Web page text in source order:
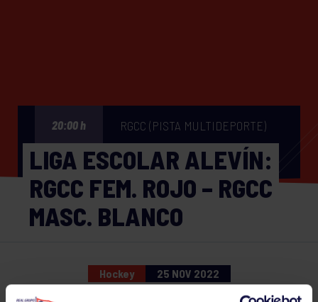
20:00 h RGCC (PISTA MULTIDEPORTE)
LIGA ESCOLAR ALEVÍN:
RGCC FEM. ROJO – RGCC
MASC. BLANCO
Hockey 25 NOV 2022